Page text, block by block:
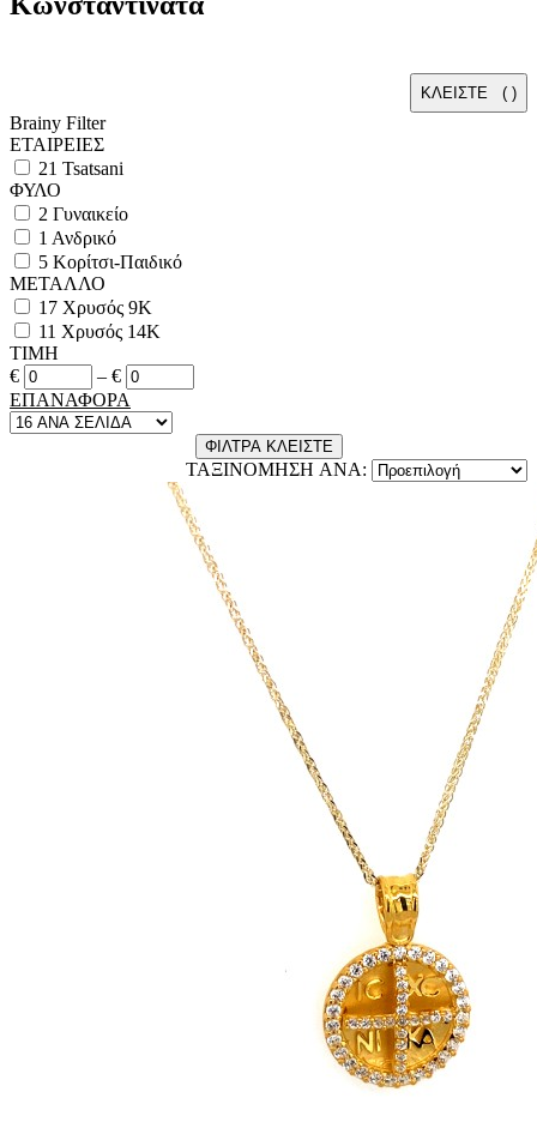
ΚΛΕΙΣΤΕ ( )
Brainy Filter
ΕΤΑΙΡΕΙΕΣ
21 Tsatsani
ΦΥΛΟ
2 Γυναικείο
1 Ανδρικό
5 Κορίτσι-Παιδικό
ΜΕΤΑΛΛΟ
17 Χρυσός 9Κ
11 Χρυσός 14Κ
ΤΙΜΗ
€
– €
ΕΠΑΝΑΦΟΡΑ
ΦΙΛΤΡΑ ΚΛΕΙΣΤΕ
ΤΑΞΙΝΟΜΗΣΗ ANA: